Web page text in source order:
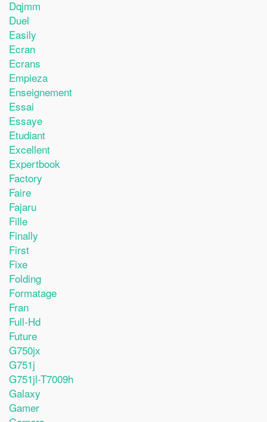
Dqjmm
Duel
Easily
Ecran
Ecrans
Empieza
Enseignement
Essai
Essaye
Etudiant
Excellent
Expertbook
Factory
Faire
Fajaru
Fille
Finally
First
Fixe
Folding
Formatage
Fran
Full-Hd
Future
G750jx
G751j
G751jl-T7009h
Galaxy
Gamer